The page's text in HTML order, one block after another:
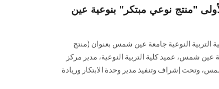
"منتج نوعي مبتكر" بنوعية عين
التربية النوعية جامعة عين شمس بعنوان (منتج
شمس، عميد كلية التربية النوعية، مدير مركز
وتحت إشراف وتنفيذ مدير وحدة الابتكار وريادة